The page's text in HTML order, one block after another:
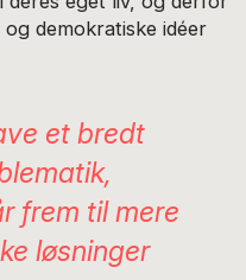
demokratiske idéer
et bredt
frem til mere
løsninger